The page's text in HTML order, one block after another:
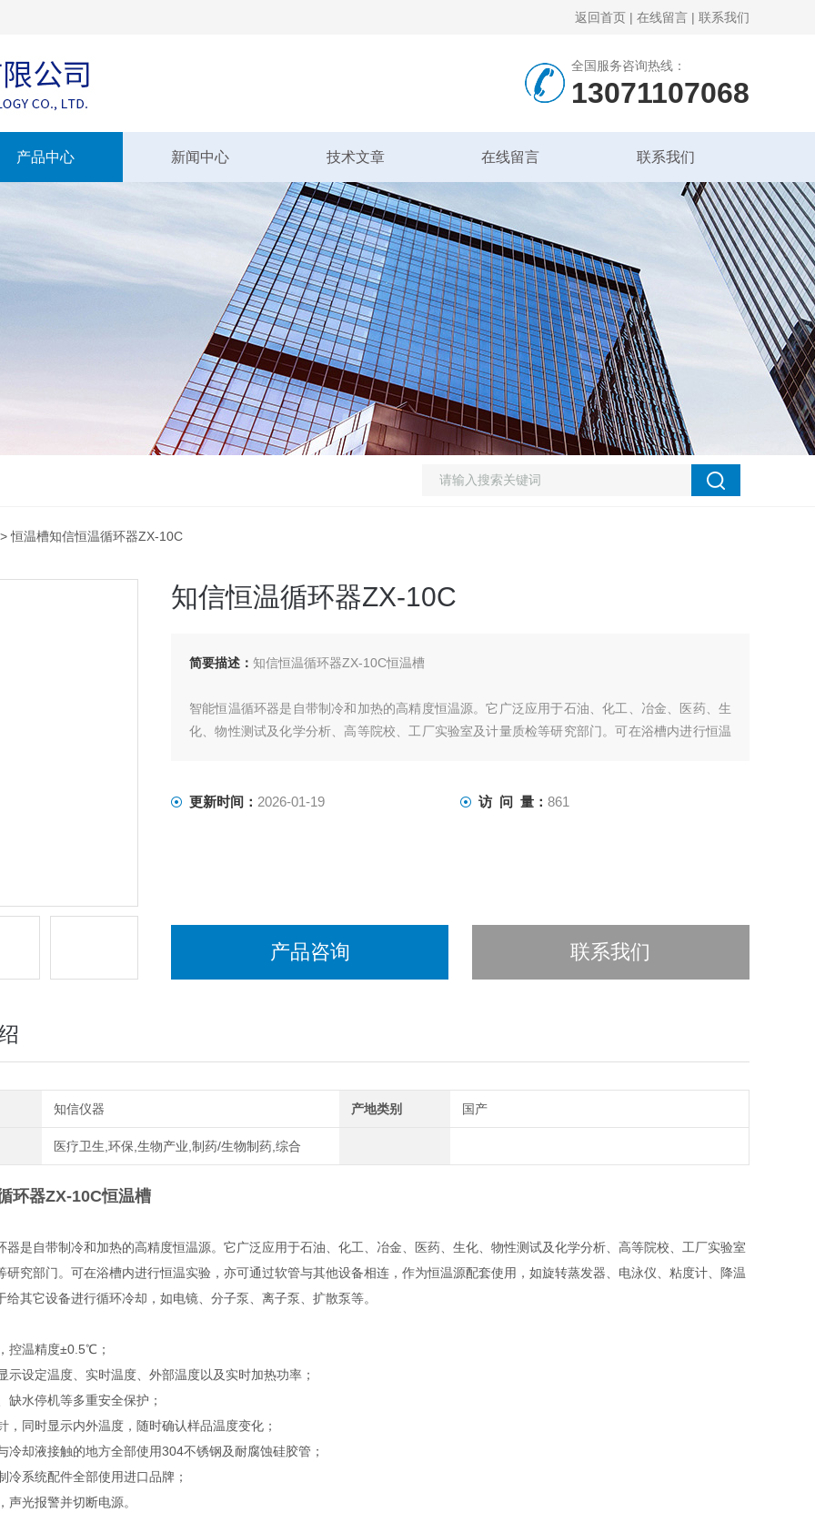
返回首页 | 在线留言 | 联系我们
全国服务咨询热线：
13071107068
产品中心 新闻中心 技术文章 在线留言 联系我们
> 恒温槽知信恒温循环器ZX-10C
知信恒温循环器ZX-10C
简要描述： 知信恒温循环器ZX-10C恒温槽
智能恒温循环器是自带制冷和加热的高精度恒温源。它广泛应用于石油、化工、冶金、医药、生
化、物性测试及化学分析、高等院校、工厂实验室及计量质检等研究部门。可在浴槽内进行恒温
更新时间： 2026-01-19 访 问 量： 861
产品咨询 联系我们
知信仪器 产地类别 国产
医疗卫生,环保,生物产业,制药/生物制药,综合
环器ZX-10C恒温槽
器是自带制冷和加热的高精度恒温源。它广泛应用于石油、化工、冶金、医药、生化、物性测试及化学分析、高等院校、工厂实验室
研究部门。可在浴槽内进行恒温实验，亦可通过软管与其他设备相连，作为恒温源配套使用，如旋转蒸发器、电泳仪、粘度计、降温
给其它设备进行循环冷却，如电镜、分子泵、离子泵、扩散泵等。
控温精度±0.5℃；
示设定温度、实时温度、外部温度以及实时加热功率；
缺水停机等多重安全保护；
，同时显示内外温度，随时确认样品温度变化；
冷却液接触的地方全部使用304不锈钢及耐腐蚀硅胶管；
冷系统配件全部使用进口品牌；
声光报警并切断电源。